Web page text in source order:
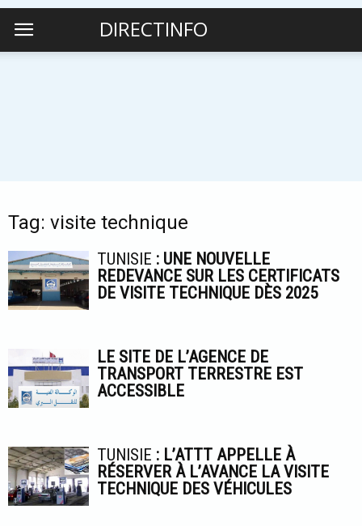
DIRECTINFO
Tag: visite technique
TUNISIE : UNE NOUVELLE
REDEVANCE SUR LES CERTIFICATS
DE VISITE TECHNIQUE DÈS 2025
LE SITE DE L’AGENCE DE
TRANSPORT TERRESTRE EST
ACCESSIBLE
TUNISIE : L’ATTT APPELLE À
RÉSERVER À L’AVANCE LA VISITE
TECHNIQUE DES VÉHICULES